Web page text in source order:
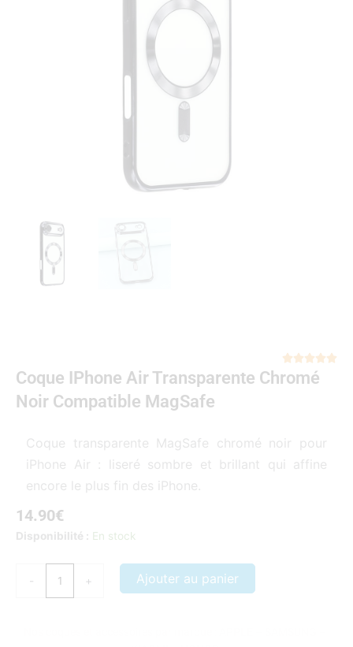

Coque IPhone Air Transparente Chromé
Noir Compatible MagSafe
Coque transparente MagSafe chromé noir pour
iPhone Air : liseré sombre et brillant qui affine
encore le plus fin des iPhone.
14.90€
Disponibilité : En stock
-
quantité
+ Ajouter au panier